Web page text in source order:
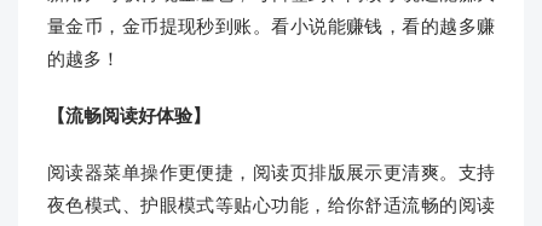
量金币，金币提现秒到账。看小说能赚钱，看的越多赚
的越多！
【流畅阅读好体验】
阅读器菜单操作更便捷，阅读页排版展示更清爽。支持
夜色模式、护眼模式等贴心功能，给你舒适流畅的阅读